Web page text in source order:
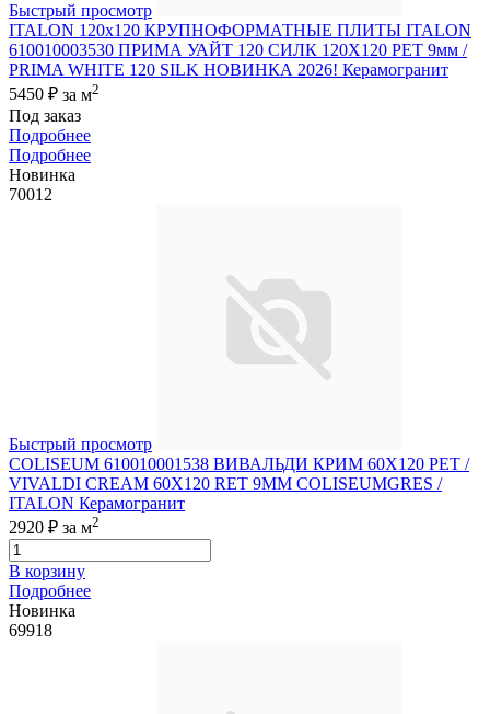
Быстрый просмотр
ITALON 120x120 КРУПНОФОРМАТНЫЕ ПЛИТЫ ITALON
610010003530 ПРИМА УАЙТ 120 СИЛК 120Х120 РЕТ 9мм /
PRIMA WHITE 120 SILK НОВИНКА 2026! Керамогранит
5450 ₽ за м2
Под заказ
Подробнее
Подробнее
Новинка
70012
Быстрый просмотр
COLISEUM 610010001538 ВИВАЛЬДИ КРИМ 60X120 РЕТ /
VIVALDI CREAM 60X120 RET 9MM COLISEUMGRES /
ITALON Керамогранит
2920 ₽ за м2
В корзину
Подробнее
Новинка
69918